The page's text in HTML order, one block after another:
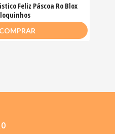
Feliz Páscoa Ro Blox